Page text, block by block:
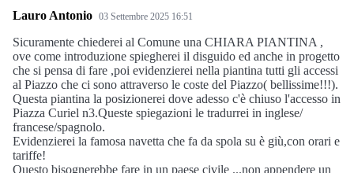
Lauro Antonio 03 Settembre 2025 16:51
Sicuramente chiederei al Comune una CHIARA PIANTINA ,
ove come introduzione spiegherei il disguido ed anche in progetto
che si pensa di fare ,poi evidenzierei nella piantina tutti gli accessi
al Piazzo che ci sono attraverso le coste del Piazzo( bellissime!!!).
Questa piantina la posizionerei dove adesso c'è chiuso l'accesso in
Piazza Curiel n3.Queste spiegazioni le tradurrei in inglese/
francese/spagnolo.
Evidenzierei la famosa navetta che fa da spola su è giù,con orari e
tariffe!
Questo bisognerebbe fare in un paese civile ...non appendere un